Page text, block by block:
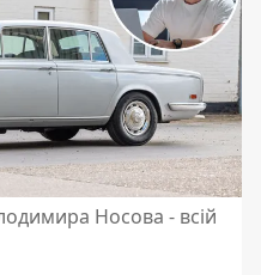
Носова - всій